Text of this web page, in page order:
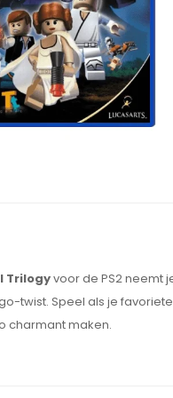
Trilogyvoor de PS2 neemt
twist. Speel als je
charmant maken.